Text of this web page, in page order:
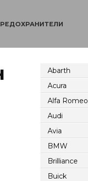
Abarth
Acura
Alfa Romeo
Audi
Avia
BMW
Brilliance
Buick